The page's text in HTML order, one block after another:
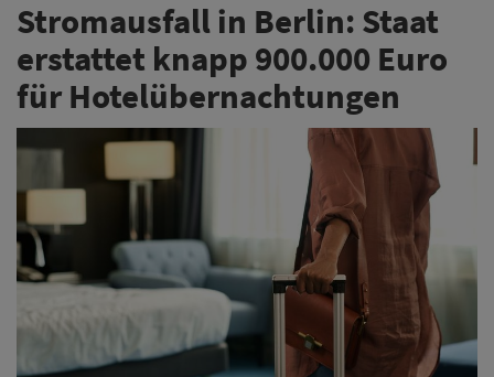
Stromausfall in Berlin: Staat
erstattet knapp 900.000 Euro
für Hotelübernachtungen